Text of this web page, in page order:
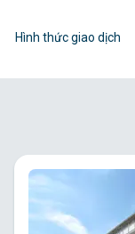
Hình thức giao dịch